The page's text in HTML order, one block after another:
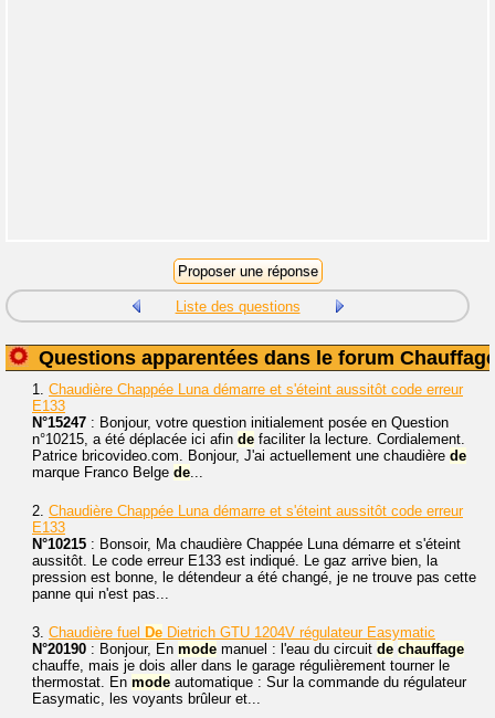
Liste des questions
Questions apparentées dans le forum
1. Chaudière Chappée Luna démarre et s'éteint aussitôt code erreur
E133
N°15247 : Bonjour, votre question initialement posée en Question
n°10215, a été déplacée ici afin de faciliter la lecture. Cordialement.
Patrice bricovideo.com. Bonjour, J'ai actuellement une chaudière de
marque Franco Belge de...
2. Chaudière Chappée Luna démarre et s'éteint aussitôt code erreur
E133
N°10215 : Bonsoir, Ma chaudière Chappée Luna démarre et s'éteint
aussitôt. Le code erreur E133 est indiqué. Le gaz arrive bien, la
pression est bonne, le détendeur a été changé, je ne trouve pas cette
panne qui n'est pas...
3. Chaudière fuel De Dietrich GTU 1204V régulateur Easymatic
N°20190 : Bonjour, En mode manuel : l'eau du circuit de chauffage
chauffe, mais je dois aller dans le garage régulièrement tourner le
thermostat. En mode automatique : Sur la commande du régulateur
Easymatic, les voyants brûleur et...